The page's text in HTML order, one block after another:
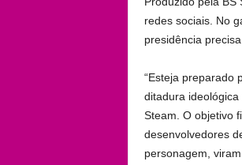
redes sociais. No
presidência
“Esteja preparado
ditadura
Steam. O objetivo
desenvolvedores
personagem,